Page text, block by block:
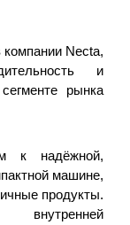
Necta,
и
рынка
к надёжной,
машине,
продукты.
внутренней